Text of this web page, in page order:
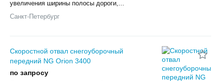
увеличения ширины полосы дороги,...
Санкт-Петербург
Скоростной отвал снегоуборочный
передний NG Orion 3400
по запросу